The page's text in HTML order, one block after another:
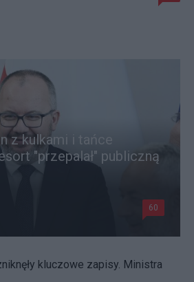
z kulkami i tańce
"przepalał" publiczną
60
kluczowe zapisy. Ministra